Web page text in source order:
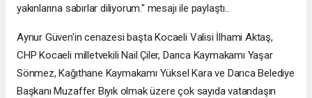
yakınlarına sabırlar diliyorum." mesajı ile paylaştı..
Aynur Güven'in cenazesi başta Kocaeli Valisi İlhami Aktaş,
CHP Kocaeli milletvekili Nail Çiler, Darıca Kaymakamı Yaşar
Sönmez, Kağıthane Kaymakamı Yüksel Kara ve Darıca Belediye
Başkanı Muzaffer Bıyık olmak üzere çok sayıda vatandaşın